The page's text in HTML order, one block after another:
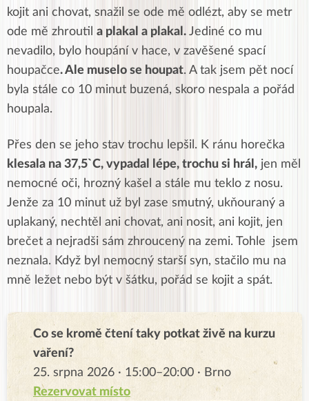
kojit ani chovat, snažil se ode mě odlézt, aby se metr
ode mě zhroutil a plakal a plakal. Jediné co mu
nevadilo, bylo houpání v hace, v zavěšené spací
houpačce. Ale muselo se houpat. A tak jsem pět nocí
byla stále co 10 minut buzená, skoro nespala a pořád
houpala.
Přes den se jeho stav trochu lepšil. K ránu horečka
klesala na 37,5`C, vypadal lépe, trochu si hrál, jen měl
nemocné oči, hrozný kašel a stále mu teklo z nosu.
Jenže za 10 minut už byl zase smutný, ukňouraný a
uplakaný, nechtěl ani chovat, ani nosit, ani kojit, jen
brečet a nejradši sám zhroucený na zemi. Tohle jsem
neznala. Když byl nemocný starší syn, stačilo mu na
mně ležet nebo být v šátku, pořád se kojit a spát.
Co se kromě čtení taky potkat živě na kurzu
vaření?
25. srpna 2026 · 15:00–20:00 · Brno
Rezervovat místo